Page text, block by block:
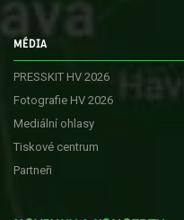
MÉDIA
PRESSKIT HV 2026
Fotografie HV 2026
Mediální ohlasy
Tiskové centrum
Partneři